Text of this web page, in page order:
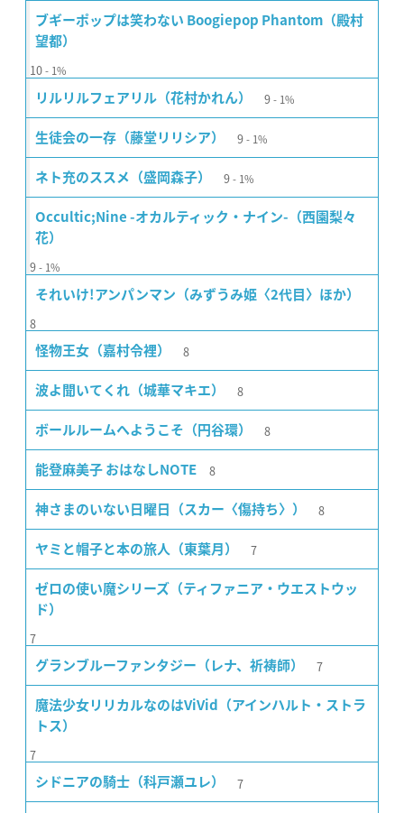
ブギーポップは笑わない Boogiepop Phantom（殿村
望都）
10 1%
リルリルフェアリル（花村かれん） 9 1%
生徒会の一存（藤堂リリシア） 9 1%
ネト充のススメ（盛岡森子） 9 1%
Occultic;Nine -オカルティック・ナイン-（西園梨々
花）
9 1%
それいけ!アンパンマン（みずうみ姫〈2代目〉ほか）
8
怪物王女（嘉村令裡） 8
波よ聞いてくれ（城華マキエ） 8
ボールルームへようこそ（円谷環） 8
能登麻美子 おはなしNOTE 8
神さまのいない日曜日（スカー〈傷持ち〉） 8
ヤミと帽子と本の旅人（東葉月） 7
ゼロの使い魔シリーズ（ティファニア・ウエストウッ
ド）
7
グランブルーファンタジー（レナ、祈祷師） 7
魔法少女リリカルなのはViVid（アインハルト・ストラ
トス）
7
シドニアの騎士（科戸瀬ユレ） 7